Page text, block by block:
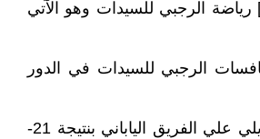
رياضة الرجبي للسيدات وهو الآتي
الرجبي للسيدات في الدور
1- فوز الفريق البرازيلي علي الفريق الياباني بنتيجة 21-